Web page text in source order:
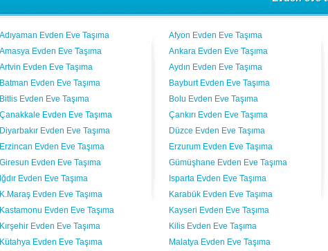
Adıyaman Evden Eve Taşıma Afyon Evden Eve Taşıma
Amasya Evden Eve Taşıma Ankara Evden Eve Taşıma
Artvin Evden Eve Taşıma Aydın Evden Eve Taşıma
Batman Evden Eve Taşıma Bayburt Evden Eve Taşıma
Bitlis Evden Eve Taşıma Bolu Evden Eve Taşıma
Çanakkale Evden Eve Taşıma Çankırı Evden Eve Taşıma
Diyarbakır Evden Eve Taşıma Düzce Evden Eve Taşıma
Erzincan Evden Eve Taşıma Erzurum Evden Eve Taşıma
Giresun Evden Eve Taşıma Gümüşhane Evden Eve Taşıma
Iğdır Evden Eve Taşıma Isparta Evden Eve Taşıma
K.Maraş Evden Eve Taşıma Karabük Evden Eve Taşıma
Kastamonu Evden Eve Taşıma Kayseri Evden Eve Taşıma
Kırşehir Evden Eve Taşıma Kilis Evden Eve Taşıma
Kütahya Evden Eve Taşıma Malatya Evden Eve Taşıma